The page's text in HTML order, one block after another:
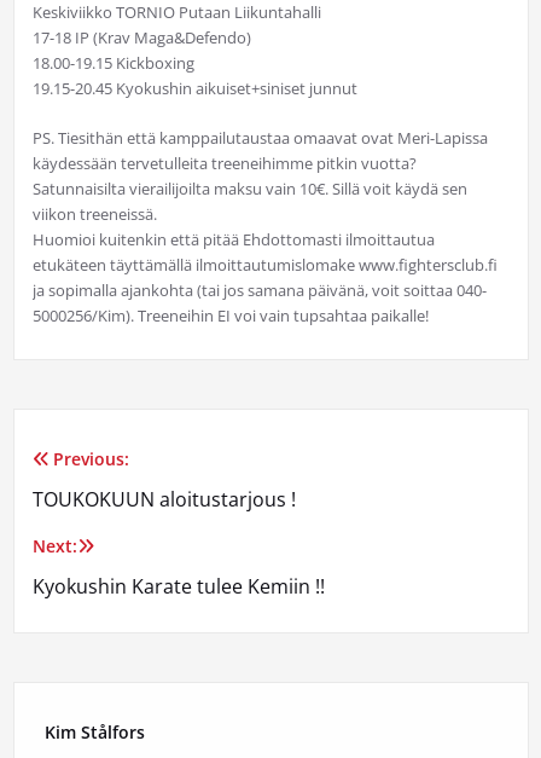
Keskiviikko TORNIO Putaan Liikuntahalli
17-18 IP (Krav Maga&Defendo)
18.00-19.15 Kickboxing
19.15-20.45 Kyokushin aikuiset+siniset junnut
PS. Tiesithän että kamppailutaustaa omaavat ovat Meri-Lapissa
käydessään tervetulleita treeneihimme pitkin vuotta?
Satunnaisilta vierailijoilta maksu vain 10€. Sillä voit käydä sen
viikon treeneissä.
Huomioi kuitenkin että pitää Ehdottomasti ilmoittautua
etukäteen täyttämällä ilmoittautumislomake www.fightersclub.fi
ja sopimalla ajankohta (tai jos samana päivänä, voit soittaa 040-
5000256/Kim). Treeneihin EI voi vain tupsahtaa paikalle!
Artikkelien
selaus
Previous:
TOUKOKUUN aloitustarjous !
Next:
Kyokushin Karate tulee Kemiin !!
Kim Stålfors